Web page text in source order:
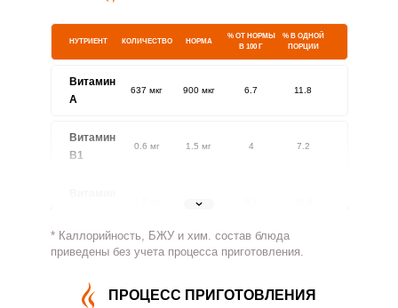
НУТРИЕНТ КОЛИЧЕСТВО НОРМА
% ОТ НОРМЫ
В 100 Г
% В ОДНОЙ
ПОРЦИИ
Витамин
A
637 мкг 900 мкг 6.7 11.8
Витамин
В1
0.6 мг 1.5 мг 4 7.2
1.8 мг
Витамин
650.5 мг 500 мг 12.2 21.7
Витамин
* Каллорийность, БЖУ и хим. состав блюда
приведены без учета процесса приготовления.
ПРОЦЕСС ПРИГОТОВЛЕНИЯ